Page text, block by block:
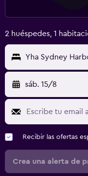
2 huéspedes, 1
Yha Sydney
sáb. 15/8
Recibir las ofertas
Crea una alerta de